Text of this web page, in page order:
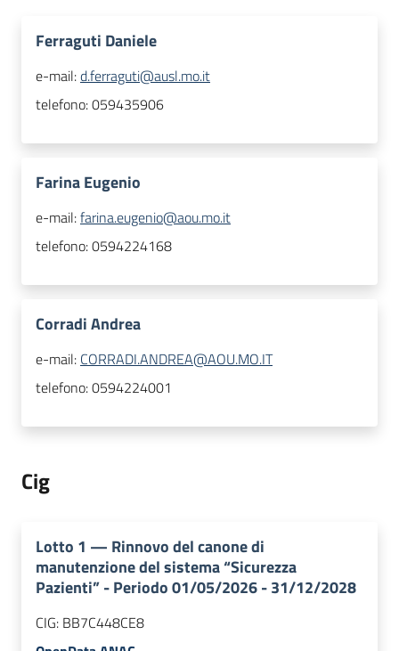
Ferraguti Daniele
e-mail:d.ferraguti@ausl.mo.it
telefono:059435906
Farina Eugenio
e-mail:farina.eugenio@aou.mo.it
telefono:0594224168
Corradi Andrea
e-mail: CORRADI.ANDREA@AOU.MO.IT
telefono:0594224001
Cig
Lotto 1 — Rinnovo del canone di
manutenzione del sistema “Sicurezza
Pazienti” - Periodo 01/05/2026 - 31/12/2028
CIG: BB7C448CE8